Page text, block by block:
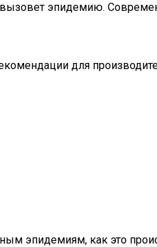
вызовет эпидемию.
для
эпидемиям, как это